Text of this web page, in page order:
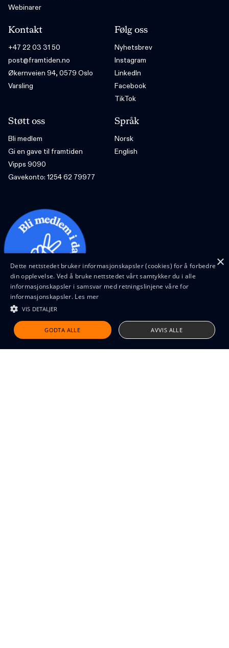
Webinarer
Kontakt
+47 22 03 31 50
post@framtiden.no
Økernveien 94, 0579 Oslo
Varsling
Følg oss
Nyhetsbrev
Instagram
LinkedIn
Facebook
TikTok
Støtt oss
Bli medlem
Gi en gave til framtiden
Vipps 9090
Gavekonto: 1254 62 79977
Språk
Norsk
English
Design and code by Feed
×
Dette nettstedet bruker informasjonskapsler (cookies) for å forbedre
din opplevelse. Ved å bruke nettstedet vårt samtykker du i alle
informasjonskapsler i samsvar med retningslinjene våre for
informasjonskapsler. Les mer
VIS DETALJER
GODTA ALLE AVVIS ALLE